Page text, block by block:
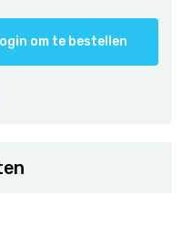
om te bestellen